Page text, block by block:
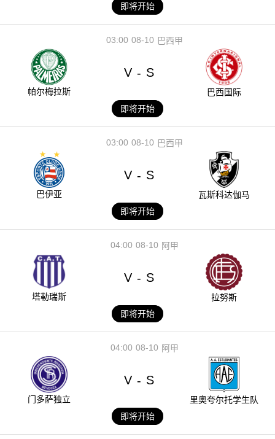
即将开始
08-10
03:00 巴西甲
帕尔梅拉斯
V - S
巴西国际
即将开始
08-10
03:00 巴西甲
巴伊亚
V - S
瓦斯科达伽马
即将开始
08-10
04:00 阿甲
塔勒瑞斯
V - S
拉努斯
即将开始
08-10
04:00 阿甲
门多萨独立
V - S
里奥夸尔托学生队
即将开始